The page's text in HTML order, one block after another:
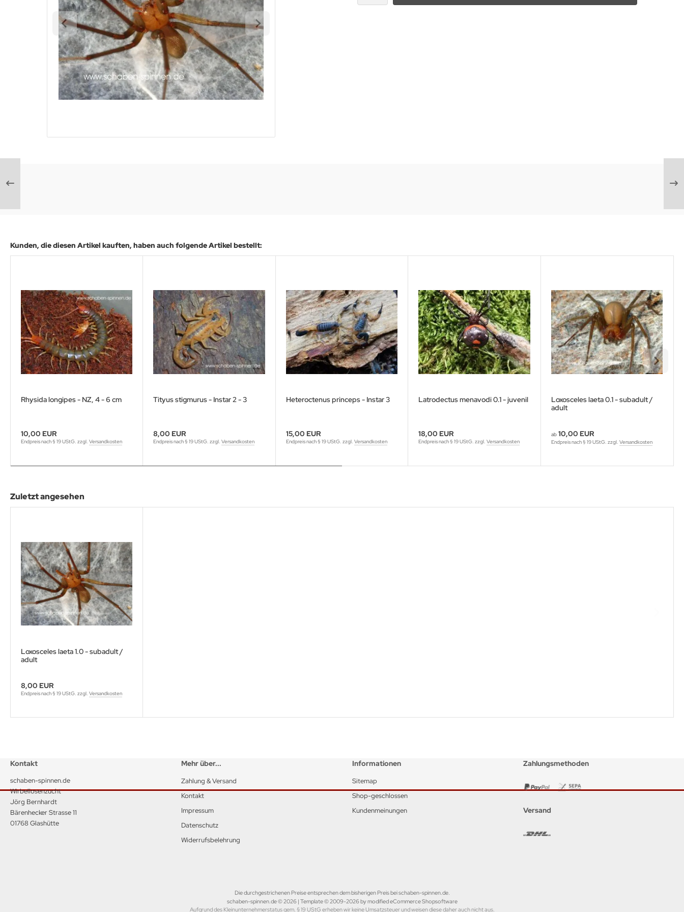
Kunden, die diesen Artikel kauften, haben auch folgende Artikel bestellt:
Rhysida longipes - NZ, 4 - 6 cm
10,00 EUR
Endpreis nach § 19 UStG. zzgl. Versandkosten
Tityus stigmurus - Instar 2 - 3
8,00 EUR
Endpreis nach § 19 UStG. zzgl.Versandkosten
Heteroctenus princeps - Instar 3
15,00 EUR
Endpreis nach § 19 UStG. zzgl. Versandkosten
Latrodectus menavodi 0.1 - juvenil
18,00 EUR
Endpreis nach § 19 UStG. zzgl.Versandkosten
Loxosceles laeta 0.1 - subadult /
adult
ab 10,00 EUR
Endpreis nach § 19 UStG. zzgl. Versandkosten
Zuletzt angesehen
Loxosceles laeta 1.0 - subadult /
adult
8,00 EUR
Endpreis nach § 19 UStG. zzgl. Versandkosten
Kontakt
schaben-spinnen.de
Wirbellosenzucht
Jörg Bernhardt
Bärenhecker Strasse 11
01768 Glashütte
Mehr über...
Zahlung & Versand
Kontakt
Impressum
Datenschutz
Widerrufsbelehrung
Informationen
Sitemap
Shop-geschlossen
Kundenmeinungen
Zahlungsmethoden
Versand
Die durchgestrichenen Preise entsprechen dem bisherigen Preis bei schaben-spinnen.de.
schaben-spinnen.de © 2026 | Template © 2009-2026 by modified eCommerce Shopsoftware
Aufgrund des Kleinunternehmerstatus gem. § 19 UStG erheben wir keine Umsatzsteuer und weisen diese daher auch nicht aus.